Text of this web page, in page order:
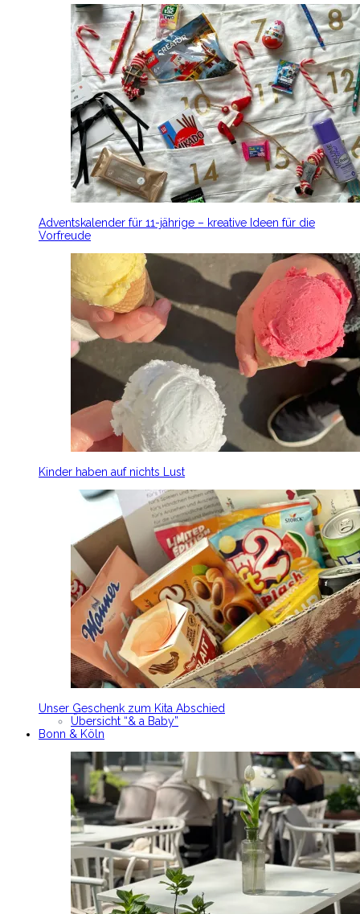
Adventskalender für 11-jährige – kreative Ideen für die
Vorfreude
Kinder haben auf nichts Lust
Unser Geschenk zum Kita Abschied
Übersicht “& a Baby”
Bonn & Köln